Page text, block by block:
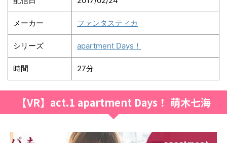
メーカー ファンタスティカ
シリーズ apartment Days！
時間 27分
【VR】act.1 apartment Days！ 萌木七海